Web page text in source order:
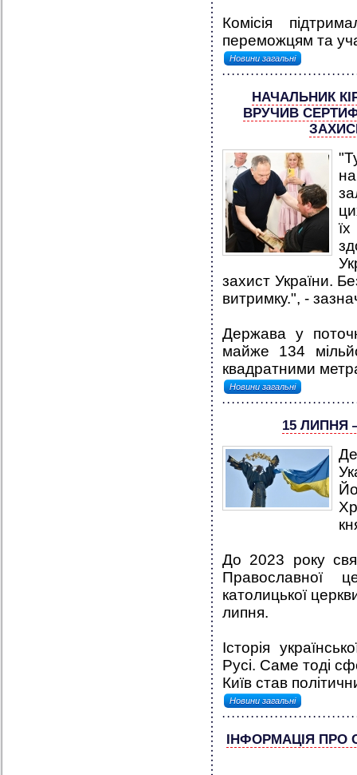
Комісія
переможцям та
Новини загальні
НАЧАЛЬНИК
ВРУЧИВ
захист України.
витримку.", -
Держава у
майже 134
квадратними
Новини загальні
15 ЛИПНЯ
До 2023 року
Православної
католицької
липня.
Історія
Русі. Саме тоді
Київ став
Новини загальні
ІНФОРМАЦІЯ ПРО